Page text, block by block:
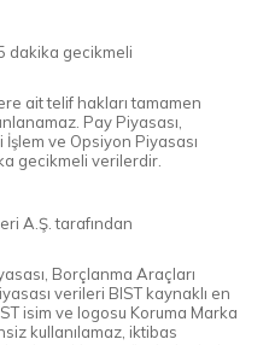
dakika gecikmeli
ait telif hakları tamamen
Pay Piyasası,
ve Opsiyon Piyasası
gecikmeli verilerdir.
A.Ş. tarafından
Borçlanma Araçları
verileri BIST kaynaklı en
isim ve logosu Koruma Marka
kullanılamaz, iktibas